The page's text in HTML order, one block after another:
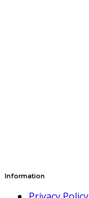
Information